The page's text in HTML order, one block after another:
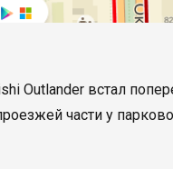
Outlander встал
части у